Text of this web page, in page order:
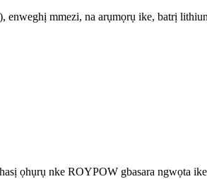
enweghị mmezi, na arụmọrụ ike, batrị
ọhụrụ nke ROYPOW gbasara ngwọta